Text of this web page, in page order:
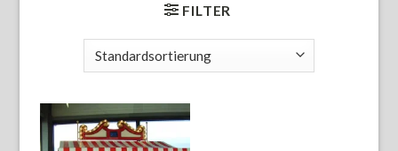
FILTER